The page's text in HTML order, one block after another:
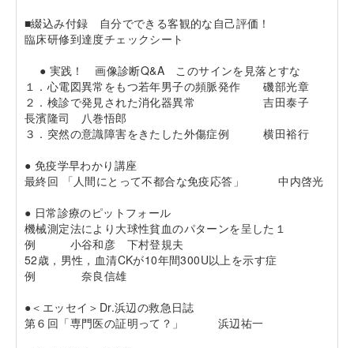
■綴込み付録 自分でできる客観的な自己評価！
臨床研修到達度チェックシート
● 実践！ 画像診断Q&A このサインを見落とすな
１．心電図異常をもつ若年男子の頻脈発作 磯部光章
２．検診で発見された消化器異常 吉田泰子
長濱隆司 八巻悟郎
３．突然の意識障害をきたした外傷症例 横田裕行
● 免疫学早わかり講座
最終回 「人間にとって不都合な免疫応答」 中内啓光
● 日常診療のピットフォール
機械測定法により大球性貧血のパターンを呈した１
例 小谷和彦 下村登規夫
52歳，男性，血清CKが10年間300U以上を示す症
例 奈良信雄
●＜エッセイ＞Dr.浜辺の救急日誌
第６回「専門医の証明って？」 浜辺祐一